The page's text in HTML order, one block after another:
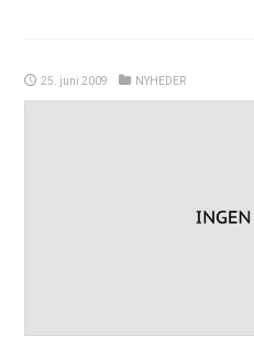
25. juni 2009 NYHEDER